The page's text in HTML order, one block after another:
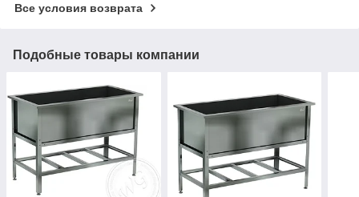
Все условия возврата
Подобные товары компании